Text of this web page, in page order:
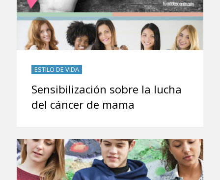
ESTILO DE VIDA
Sensibilización sobre la lucha
del cáncer de mama